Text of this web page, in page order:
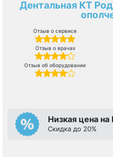
Дентальная КТ
Отзыв о сервисе
Отзыв о врачах
Отзыв об оборудовании
Низкая цена на
Cкидка до 20%